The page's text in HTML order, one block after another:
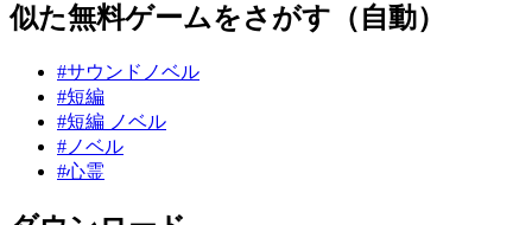
似た無料ゲームをさがす（自動）
#サウンドノベル
#短編
#短編 ノベル
#ノベル
#心霊